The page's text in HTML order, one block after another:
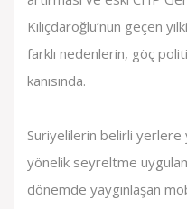
Kılıçdaroğlu’nun geçen
farklı nedenlerin, göç
kanısında.
Suriyelilerin belirli yerlere
yönelik seyreltme
dönemde yaygınlaşan